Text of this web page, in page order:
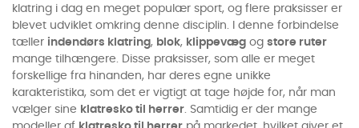
klatring i dag en meget populær sport, og flere praksisser er
blevet udviklet omkring denne disciplin. I denne forbindelse
tæller indendørs klatring, blok, klippevæg og store ruter
mange tilhængere. Disse praksisser, som alle er meget
forskellige fra hinanden, har deres egne unikke
karakteristika, som det er vigtigt at tage højde for, når man
vælger sine klatresko til herrer . Samtidig er der mange